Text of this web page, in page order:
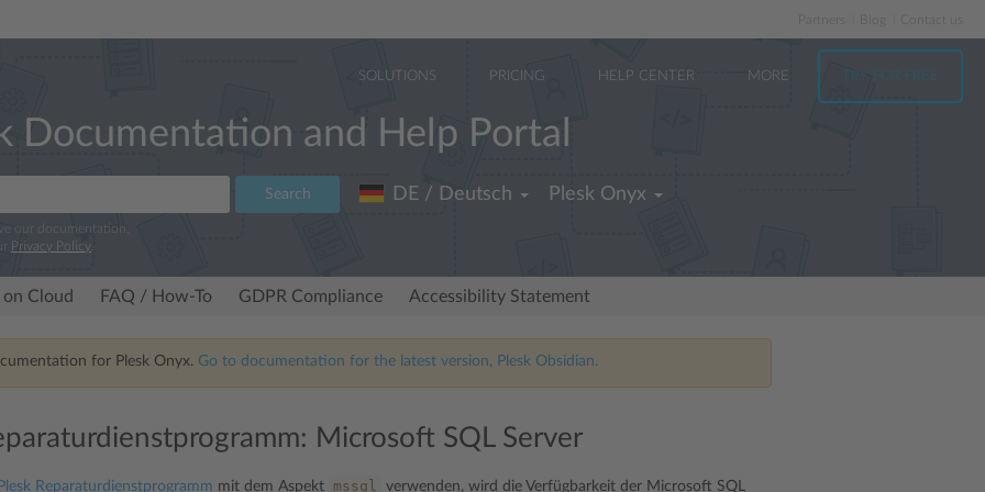
Partners
SOLUTIONS PRICING HELP CENTER MORE TRY FOR FREE
Documentation and Help Portal
Search
our documentation.
Privacy Policy
DE / Deutsch Plesk Onyx
on Cloud FAQ / How-To GDPR Compliance Accessibility Statement
for Plesk Onyx. Go to documentation for the latest version, Plesk Obsidian.
Microsoft SQL Server
Reparaturdienstprogramm mit dem Aspekt mssql verwenden, wird die Verfügbarkeit der Microsoft SQL